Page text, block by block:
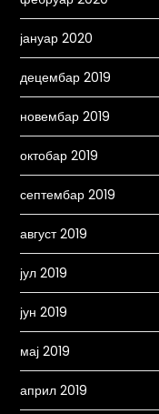
јануар 2020
децембар 2019
новембар 2019
октобар 2019
септембар 2019
август 2019
јул 2019
јун 2019
мај 2019
април 2019